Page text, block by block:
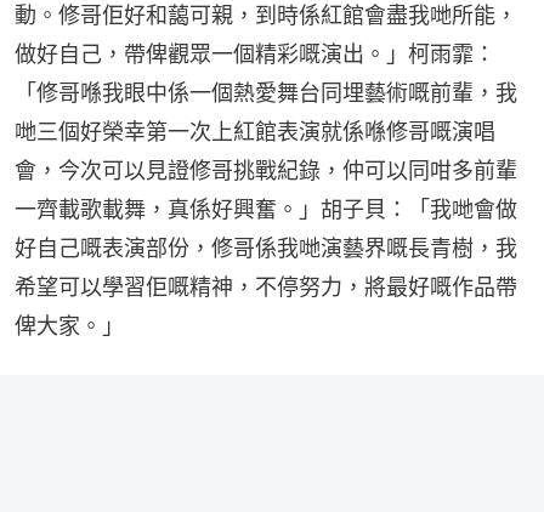
動。修哥佢好和藹可親，到時係紅館會盡我哋所能，
做好自己，帶俾觀眾一個精彩嘅演出。」柯雨霏：
「修哥喺我眼中係一個熱愛舞台同埋藝術嘅前輩，我
哋三個好榮幸第一次上紅館表演就係喺修哥嘅演唱
會，今次可以見證修哥挑戰紀錄，仲可以同咁多前輩
一齊載歌載舞，真係好興奮。」胡子貝：「我哋會做
好自己嘅表演部份，修哥係我哋演藝界嘅長青樹，我
希望可以學習佢嘅精神，不停努力，將最好嘅作品帶
俾大家。」